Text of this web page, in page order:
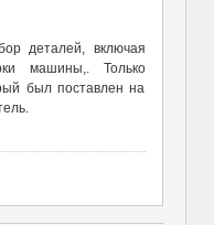
деталей, включая
машины,. Только
был поставлен на